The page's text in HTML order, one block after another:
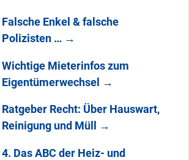
Falsche Enkel & falsche
Polizisten … →
Wichtige Mieterinfos zum
Eigentümerwechsel →
Ratgeber Recht: Über Hauswart,
Reinigung und Müll
→
4. Das ABC der Heiz- und
zwei Hahnebergen
kam
100 Jahre
Heerstraße